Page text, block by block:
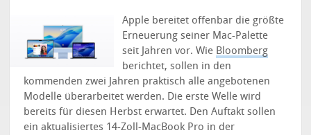
Apple bereitet offenbar die größte
Erneuerung seiner Mac-Palette
seit Jahren vor. Wie Bloomberg
berichtet, sollen in den
kommenden zwei Jahren praktisch alle angebotenen
Modelle überarbeitet werden. Die erste Welle wird
bereits für diesen Herbst erwartet. Den Auftakt sollen
ein aktualisiertes 14-Zoll-MacBook Pro in der